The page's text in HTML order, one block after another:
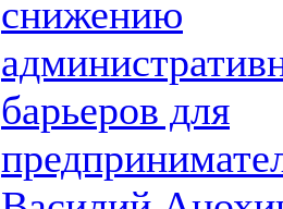
снижению
барьеров для